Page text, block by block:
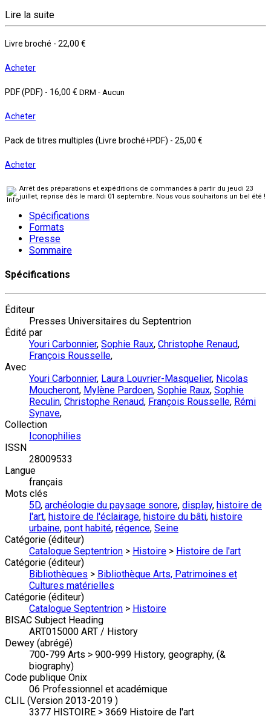
Lire la suite
Livre broché - 22,00 €
Acheter
PDF (PDF) - 16,00 € DRM - Aucun
Acheter
Pack de titres multiples (Livre broché+PDF) - 25,00 €
Acheter
Arrêt des préparations et expéditions de commandes à partir du jeudi 23
juillet, reprise dès le mardi 01 septembre. Nous vous souhaitons un bel été !
Spécifications
Formats
Presse
Sommaire
Spécifications
Éditeur
Presses Universitaires du Septentrion
Édité par
Youri Carbonnier, Sophie Raux, Christophe Renaud,
François Rousselle,
Avec
Youri Carbonnier, Laura Louvrier-Masquelier, Nicolas
Moucheront, Mylène Pardoen, Sophie Raux, Sophie
Reculin, Christophe Renaud, François Rousselle, Rémi
Synave,
Collection
Iconophilies
ISSN
28009533
Langue
français
Mots clés
5D, archéologie du paysage sonore, display, histoire de
l'art, histoire de l'éclairage, histoire du bâti, histoire
urbaine, pont habité, régence, Seine
Catégorie (éditeur)
Catalogue Septentrion > Histoire > Histoire de l'art
Catégorie (éditeur)
Bibliothèques > Bibliothèque Arts, Patrimoines et
Cultures matérielles
Catégorie (éditeur)
Catalogue Septentrion > Histoire
BISAC Subject Heading
ART015000 ART / History
Dewey (abrégé)
700-799 Arts > 900-999 History, geography, (&
biography)
Code publique Onix
06 Professionnel et académique
CLIL (Version 2013-2019 )
3377 HISTOIRE > 3669 Histoire de l'art